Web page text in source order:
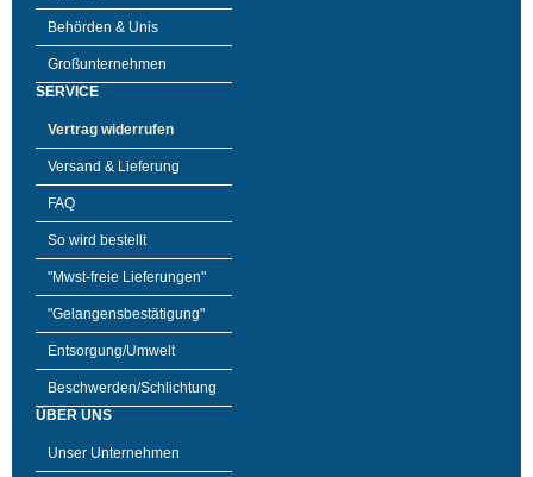
Behörden & Unis
Großunternehmen
SERVICE
Vertrag widerrufen
Versand & Lieferung
FAQ
So wird bestellt
"Mwst-freie Lieferungen"
"Gelangensbestätigung"
Entsorgung/Umwelt
Beschwerden/Schlichtung
ÜBER UNS
Unser Unternehmen